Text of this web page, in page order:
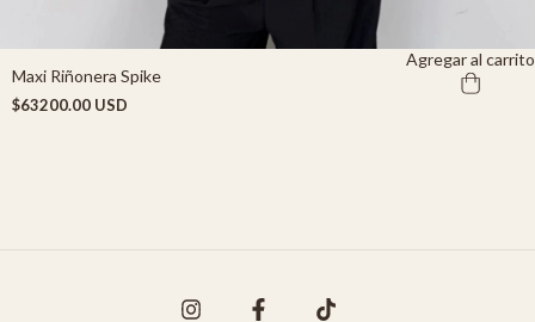
Maxi Riñonera Spike
$63200.00 USD
Agregar al carrito